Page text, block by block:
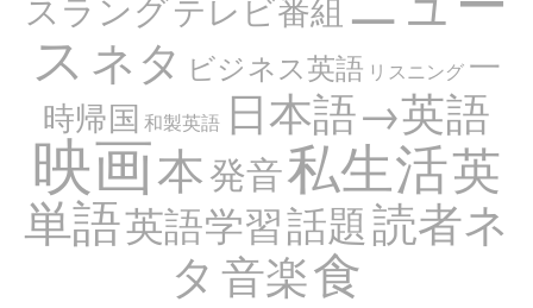
ス ネタ ビジネス英語 リスニング 一
時帰国 和製英語 日本語→英語
映画本発音私生活英
単語英語学習話題読者ネ
タ 音楽食